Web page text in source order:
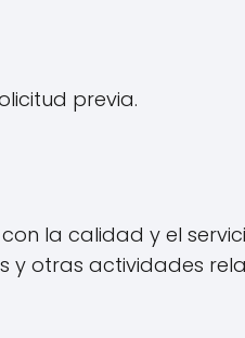
previa.
la calidad y el
y otras actividades